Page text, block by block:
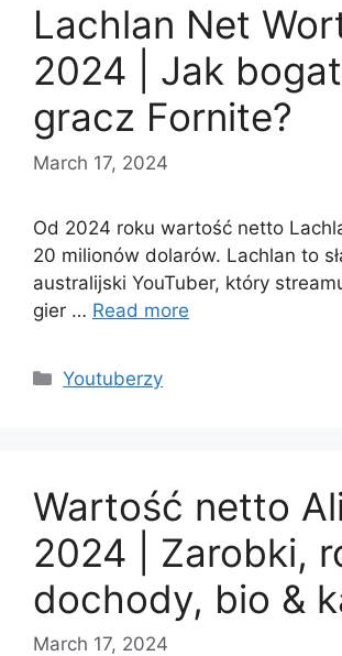
Lachlan Net
2024 | Jak
gracz Fornite?
March 17, 2024
Od 2024 roku wartość netto
20 milionów dolarów. Lachlan to
australijski YouTuber, który
gier … Read more
Categories
Youtuberzy
Wartość netto
2024 | Zarobki,
dochody, bio &
March 17, 2024